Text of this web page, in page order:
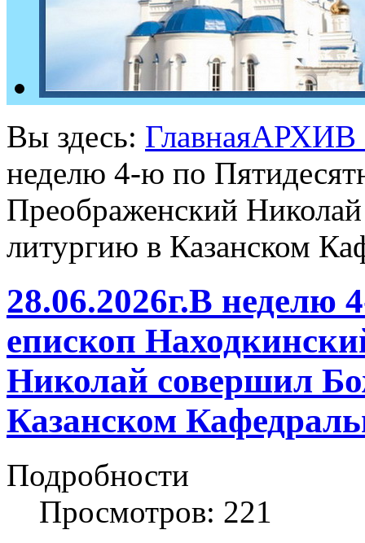
Вы здесь: Главная
неделю 4-ю по
Преображенский
литургию в Казанском
28.06.2026г.В неделю
епископ
Николай совершил
Казанском
Подробности
Просмотров: 221